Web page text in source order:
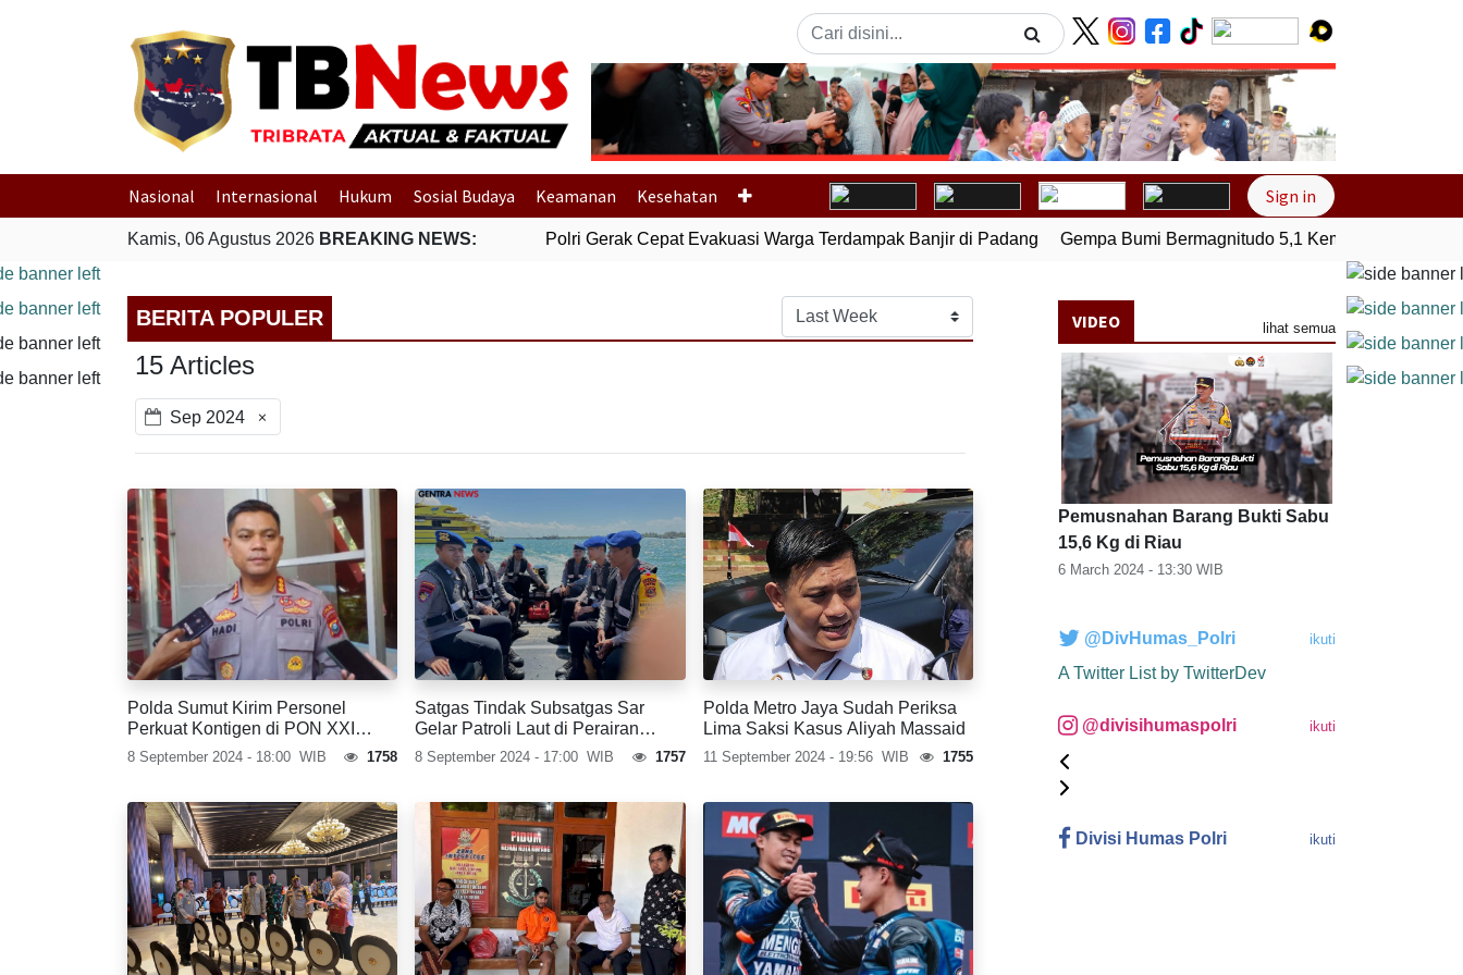
Previous Next
Nasional Internasional Hukum Sosial Budaya Keamanan Kesehatan Sign in
Kamis, 06 Agustus 2026 BREAKING NEWS: Polri Gerak Cepat Evakuasi Warga Terdampak Banjir di Padang Gempa Bumi Bermagnitudo 5,1 Kembali Guncang
BERITA POPULER
15 Articles
Sep 2024 ×
Polda Sumut Kirim Personel
Perkuat Kontigen di PON XXI
2024
8 September 2024 - 18:00 WIB 1758
Satgas Tindak Subsatgas Sar
Gelar Patroli Laut di Perairan
Benoa
8 September 2024 - 17:00 WIB 1757
Polda Metro Jaya Sudah Periksa
Lima Saksi Kasus Aliyah Massaid
11 September 2024 - 19:56 WIB 1755
VIDEO lihat semua
Pemusnahan Barang Bukti Sabu
15,6 Kg di Riau
6 March 2024 - 13:30 WIB
@DivHumas_Polri ikuti
A Twitter List by TwitterDev
@divisihumaspolri ikuti
Divisi Humas Polri ikuti